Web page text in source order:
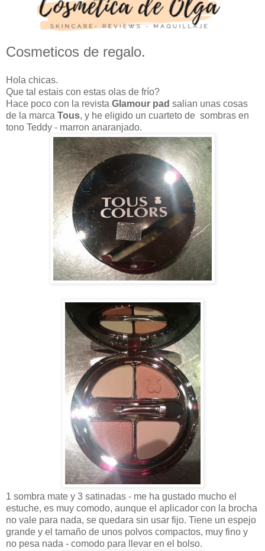
Cosmeticos de regalo.
Hola chicas.
Que tal estais con estas olas de frío?
Hace poco con la revista Glamour pad salian unas cosas
de la marca Tous, y he eligido un cuarteto de sombras en
tono Teddy - marron anaranjado.
1 sombra mate y 3 satinadas - me ha gustado mucho el
estuche, es muy comodo, aunque el aplicador con la brocha
no vale para nada, se quedara sin usar fijo. Tiene un espejo
grande y el tamaño de unos polvos compactos, muy fino y
no pesa nada - comodo para llevar en el bolso.